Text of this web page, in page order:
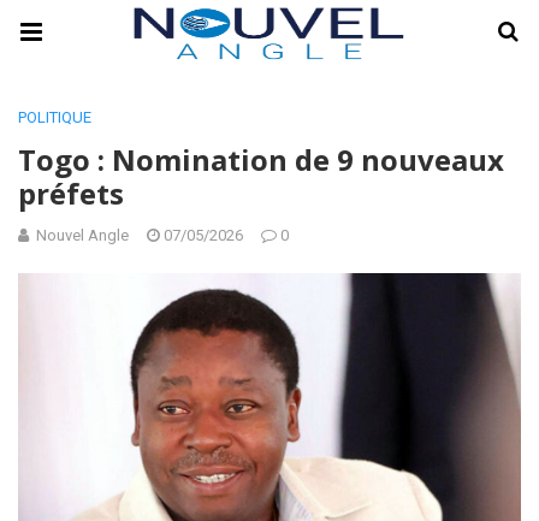
POLITIQUE
Togo : Nomination de 9 nouveaux
préfets
Nouvel Angle 07/05/2026 0